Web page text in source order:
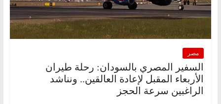
مصر
السفير المصري بالسودان: رحلة طيران
الأربعاء المقبل لإعادة العالقين.. ونناشد
الراغبين سرعة الحجز